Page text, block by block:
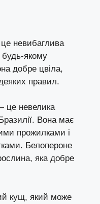
невибаглива
якому
добре цвіла,
правил.
це невелика
Вона має
прожилками і
Белопероне
яка добре
кущ, який може